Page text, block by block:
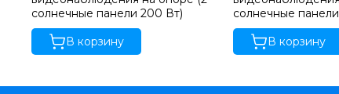
солнечные панели 200 Вт)
В корзину
солнечные
В корзину